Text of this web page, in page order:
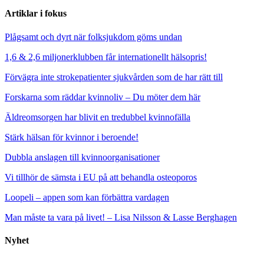
Artiklar i fokus
Plågsamt och dyrt när folksjukdom göms undan
1,6 & 2,6 miljonerklubben får internationellt hälsopris!
Förvägra inte strokepatienter sjukvården som de har rätt till
Forskarna som räddar kvinnoliv – Du möter dem här
Äldreomsorgen har blivit en tredubbel kvinnofälla
Stärk hälsan för kvinnor i beroende!
Dubbla anslagen till kvinnoorganisationer
Vi tillhör de sämsta i EU på att behandla osteoporos
Loopeli – appen som kan förbättra vardagen
Man måste ta vara på livet! – Lisa Nilsson & Lasse Berghagen
Nyhet